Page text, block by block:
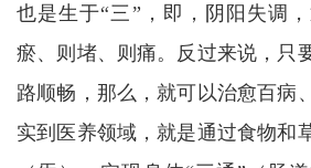
也是生于“三”，即，阴阳失调
瘀、则堵、则痛。反过来说，只
路顺畅，那么，就可以治愈百病
实到医养领域，就是通过食物和